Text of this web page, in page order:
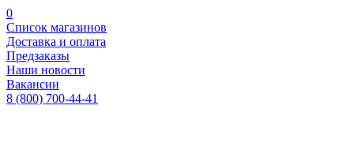
0
Список магазинов
Доставка и оплата
Предзаказы
Наши новости
Вакансии
8 (800) 700-44-41